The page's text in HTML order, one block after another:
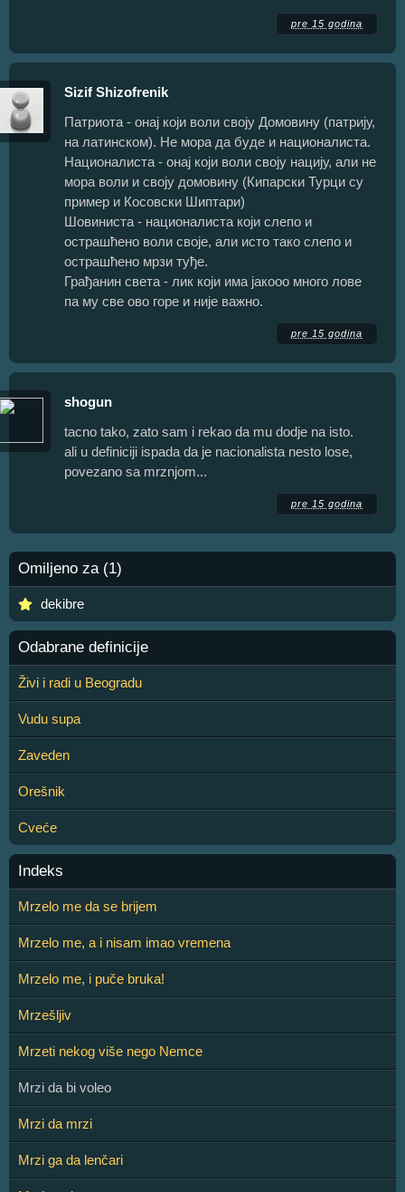
pre 15 godina
Sizif Shizofrenik
Патриота - онај који воли своју Домовину (патрију,
на латинском). Не мора да буде и националиста.
Националиста - онај који воли своју нацију, али не
мора воли и своју домовину (Кипарски Турци су
пример и Косовски Шиптари)
Шовиниста - националиста који слепо и
острашћено воли своје, али исто тако слепо и
острашћено мрзи туђе.
Грађанин света - лик који има јакооо много лове
па му све ово горе и није важно.
pre 15 godina
shogun
tacno tako, zato sam i rekao da mu dodje na isto.
ali u definiciji ispada da je nacionalista nesto lose,
povezano sa mrznjom...
pre 15 godina
Omiljeno za (1)
dekibre
Odabrane definicije
Živi i radi u Beogradu
Vudu supa
Zaveden
Orešnik
Cveće
Indeks
Mrzelo me da se brijem
Mrzelo me, a i nisam imao vremena
Mrzelo me, i puče bruka!
Mrzešljiv
Mrzeti nekog više nego Nemce
Mrzi da bi voleo
Mrzi da mrzi
Mrzi ga da lenčari